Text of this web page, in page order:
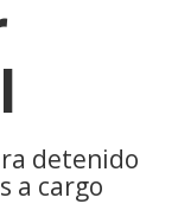
detenido
a cargo